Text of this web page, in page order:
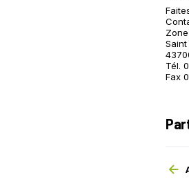
Tél.
Fax